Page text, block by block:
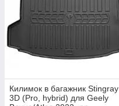
Килимок в багажник Stingray
3D (Pro, hybrid) для Geely